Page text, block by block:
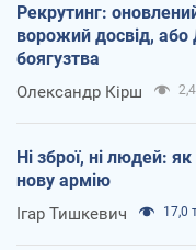
Рекрутинг:
ворожий досвід, або
боягузтва
Олександр Кірш 2,4
Ні зброї, ні людей:
нову армію
Ігар Тишкевич 17,0